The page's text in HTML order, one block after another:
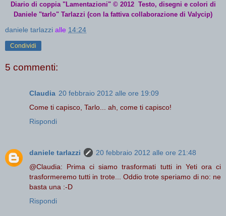
Diario di coppia "Lamentazioni" © 2012 Testo, disegni e colori di
Daniele "tarlo" Tarlazzi (con la fattiva collaborazione di Valycip)
daniele tarlazzi alle 14:24
Condividi
5 commenti:
Claudia 20 febbraio 2012 alle ore 19:09
Come ti capisco, Tarlo... ah, come ti capisco!
Rispondi
daniele tarlazzi
20 febbraio 2012 alle ore 21:48
@Claudia: Prima ci siamo trasformati tutti in Yeti ora ci
trasformeremo tutti in trote... Oddio trote speriamo di no: ne
basta una :-D
Rispondi